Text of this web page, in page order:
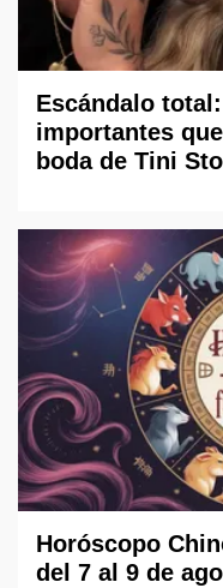
Escándalo
importantes
boda de Tini
Horóscopo
del 7 al 9 de